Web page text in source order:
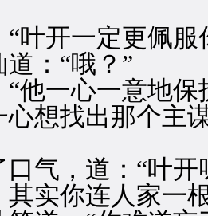
开一定更佩服
：“哦？”
一心一意地保
心想找出那个主
，道：“叶开
其实你连人家一